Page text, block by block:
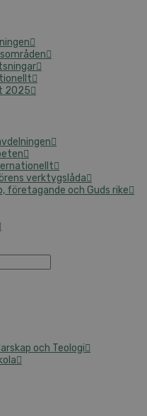
2025
verktygslåda
företagande och Guds rike
och Teologi